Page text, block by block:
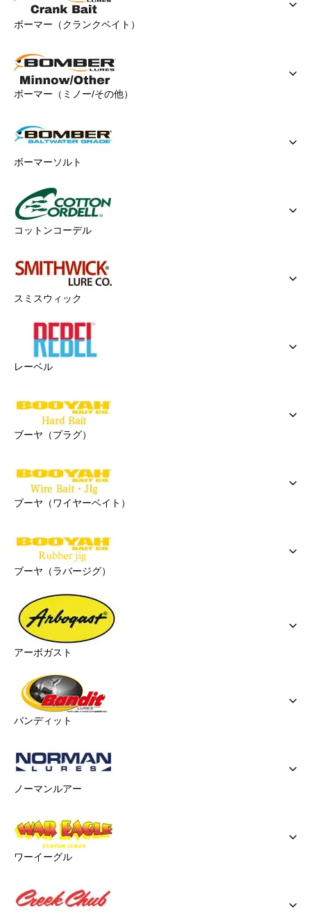
ボーマー（クランクベイト）
ボーマー（ミノー/その他）
ボーマーソルト
コットンコーデル
スミスウィック
レーベル
ブーヤ（プラグ）
ブーヤ（ワイヤーベイト）
ブーヤ（ラバージグ）
アーボガスト
バンディット
ノーマンルアー
ワーイーグル